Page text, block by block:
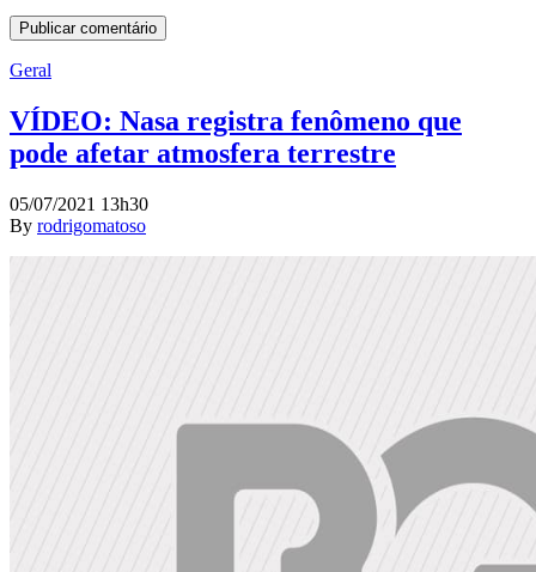
Geral
VÍDEO: Nasa registra fenômeno que
pode afetar atmosfera terrestre
05/07/2021 13h30
By rodrigomatoso